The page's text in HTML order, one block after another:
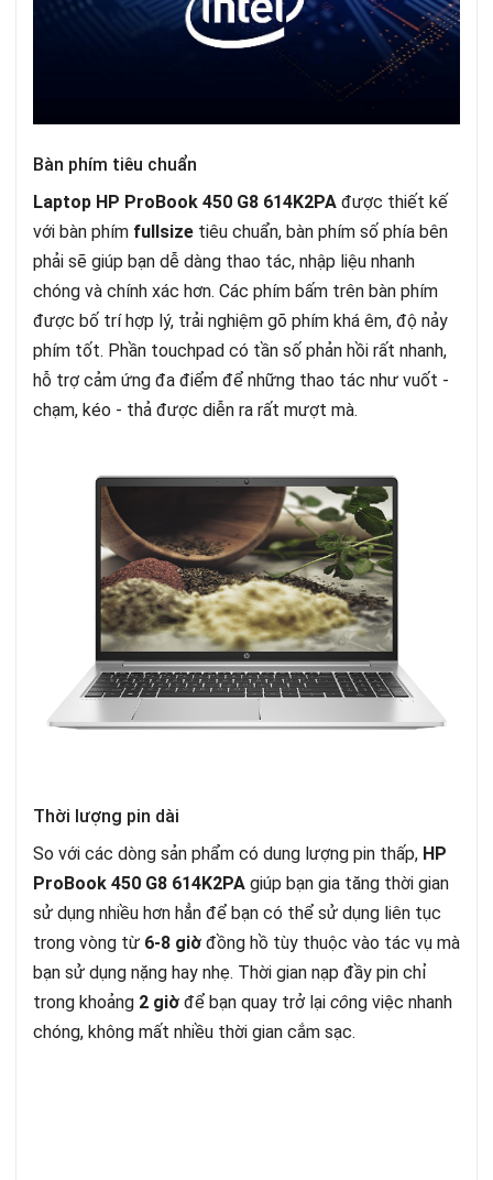
Bàn phím tiêu chuẩn
Laptop HP ProBook 450 G8 614K2PA được thiết kế
với bàn phím fullsize tiêu chuẩn, bàn phím số phía bên
phải sẽ giúp bạn dễ dàng thao tác, nhập liệu nhanh
chóng và chính xác hơn. Các phím bấm trên bàn phím
được bố trí hợp lý, trải nghiệm gõ phím khá êm, độ nảy
phím tốt. Phần touchpad có tần số phản hồi rất nhanh,
hỗ trợ cảm ứng đa điểm để những thao tác như vuốt -
chạm, kéo - thả được diễn ra rất mượt mà.
Thời lượng pin dài
So với các dòng sản phẩm có dung lượng pin thấp, HP
ProBook 450 G8 614K2PA giúp bạn gia tăng thời gian
sử dụng nhiều hơn hẳn để bạn có thể sử dụng liên tục
trong vòng từ 6-8 giờ đồng hồ tùy thuộc vào tác vụ mà
bạn sử dụng nặng hay nhẹ. Thời gian nạp đầy pin chỉ
trong khoảng 2 giờ để bạn quay trở lại công việc nhanh
chóng, không mất nhiều thời gian cắm sạc.